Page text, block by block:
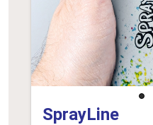
SprayLine